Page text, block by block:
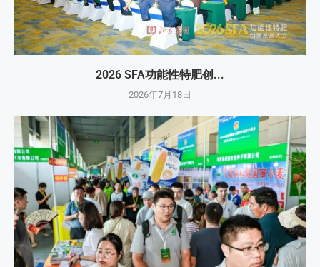
2026 SFA功能性特肥创...
2026年7月18日